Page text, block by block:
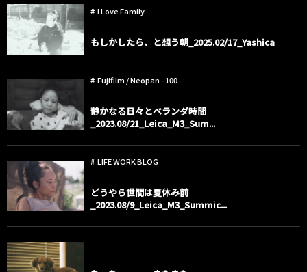
I Love Family
もしかしたら、と想う朝_2025.02/17_Yashica
Fujifilm / Neopan - 100
静かなる日々とベランダ時間
_2023.08/21_Leica_M3_Sum...
LIFE WORK BLOG
どうやら世間は夏休み前
_2023.08/9_Leica_M3_Summic...